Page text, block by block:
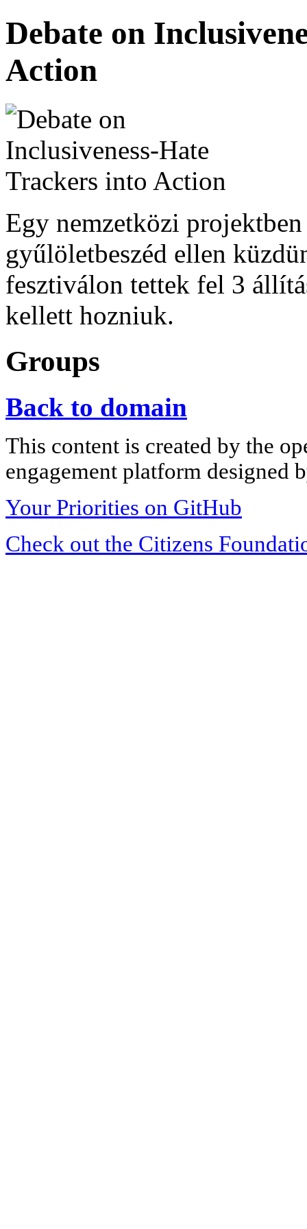
Debate on
Action
Egy nemzetközi
gyűlöletbeszéd ellen
fesztiválon tettek fel 3
kellett hozniuk.
Groups
Back to domain
This content is created by the
engagement platform designed
Your Priorities on GitHub
Check out the Citizens